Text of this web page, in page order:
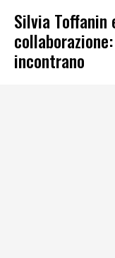
Silvia Toffanin
incontrano